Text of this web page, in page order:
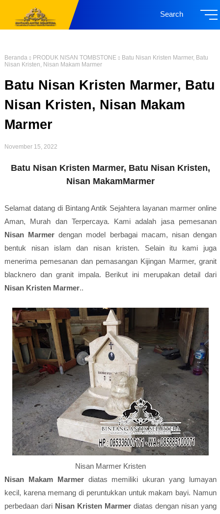
Search
Beranda PRODUK NISAN TOMBSTONE
Batu Nisan Kristen Marmer, Batu
Nisan Kristen, Nisan Makam Marmer
Batu Nisan Kristen Marmer, Batu
Nisan Kristen, Nisan Makam
Marmer
November 15, 2022
Batu Nisan Kristen Marmer, Batu Nisan Kristen,
Nisan MakamMarmer
Selamat datang di Bintang Antik Sejahtera layanan marmer online
Aman, Murah dan Terpercaya. Kami adalah jasa pemesanan
Nisan Marmer dengan model berbagai macam, nisan dengan
bentuk nisan islam dan nisan kristen. Selain itu kami juga
menerima pemesanan dan pemasangan Kijingan Marmer, granit
blacknero dan granit impala. Berikut ini merupakan detail dari
Nisan Kristen Marmer..
Nisan Marmer Kristen
Nisan Makam Marmerdiatas memiliki ukuran yang lumayan
kecil, karena memang di peruntukkan untuk makam bayi. Namun
perbedaan dari Nisan Kristen Marmerdiatas dengan nisan yang